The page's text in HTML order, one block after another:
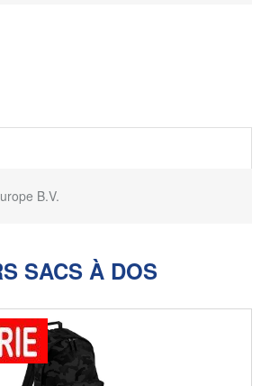
B.V.
SACS À DOS